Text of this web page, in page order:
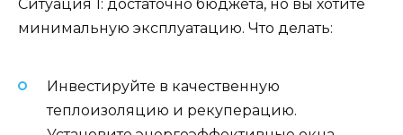
Ситуация 1: достаточно бюджета, но вы хотите
минимальную эксплуатацию. Что делать:
Инвестируйте в качественную
теплоизоляцию и рекуперацию.